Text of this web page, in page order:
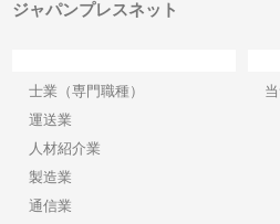
ジャパンプレスネット
士業（専門職種）
運送業
人材紹介業
製造業
通信業